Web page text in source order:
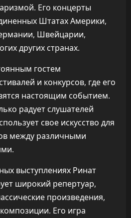
Его концерты
Штатах Америки,
Швейцарии,
других странах.
гостем
и конкурсов, где его
настоящим событием.
радует слушателей
свое искусство для
между различными
выступлениях Ринат
широкий репертуар,
произведения,
Его игра